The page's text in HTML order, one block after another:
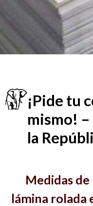
¡Pide tu
mismo! –
la
Medidas de
lámina rolada